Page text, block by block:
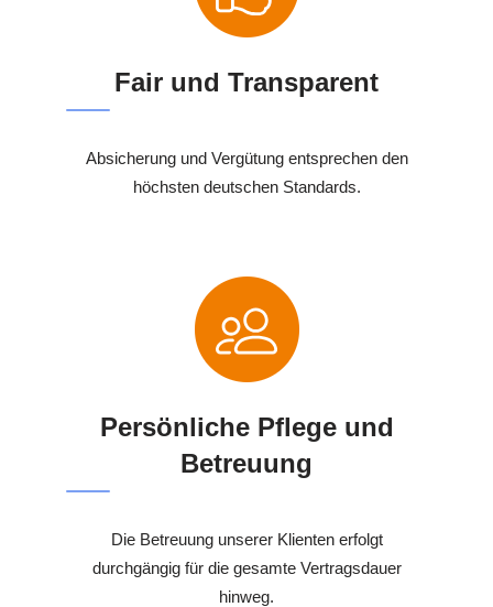
Fair und Transparent
Absicherung und Vergütung entsprechen den
höchsten deutschen Standards.
Persönliche Pflege und
Betreuung
Die Betreuung unserer Klienten erfolgt
durchgängig für die gesamte Vertragsdauer
hinweg.